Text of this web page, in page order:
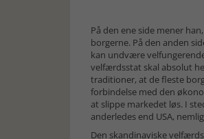
På den ene side mener
borgerne. På den anden
kan undvære
velfærdsstat skal absolut
traditioner, at de fleste
forbindelse med den
at slippe markedet løs. I
anderledes end USA,
Den skandinaviske